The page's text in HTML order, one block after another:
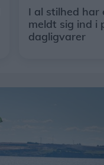
I al stilhed har
meldt sig ind i
dagligvarer